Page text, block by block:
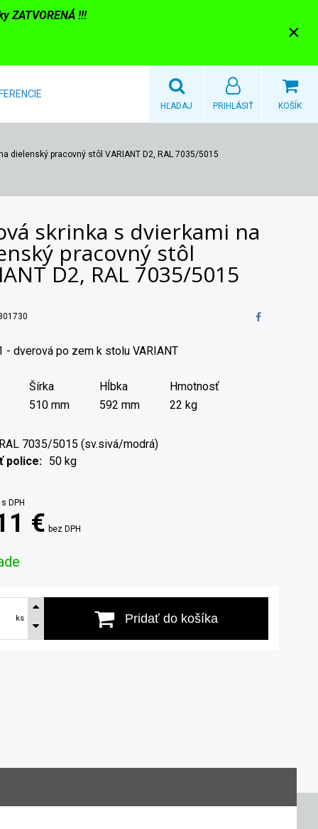
ZATVORENÁ !!!
×
KOŠÍK
PRIHLÁSIŤ
HĽADAJ
dielenský pracovný stôl VARIANT D2, RAL 7035/5015
skrinka s dvierkami na
pracovný stôl
D2, RAL 7035/5015
- dverová po zem k stolu VARIANT
Šírka Hĺbka
Hmotnosť
510 mm
592 mm 22 kg
7035/5015 (sv.sivá/modrá)
police
50 kg
s DPH
€ bez DPH
ks Pridať do košíka